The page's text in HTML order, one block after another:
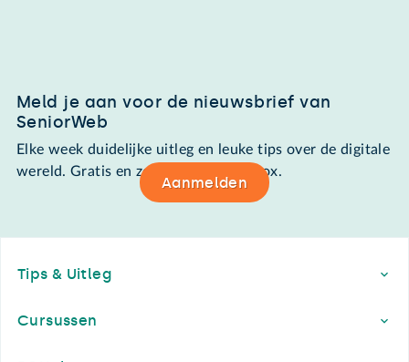
Meld je aan voor de nieuwsbrief van
SeniorWeb
Elke week duidelijke uitleg en leuke tips over de digitale
wereld. Gratis en zomaar in de mailbox.
Aanmelden
Tips & Uitleg
Cursussen